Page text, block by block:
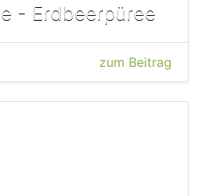
- Erdbeerpüree
zum Beitrag